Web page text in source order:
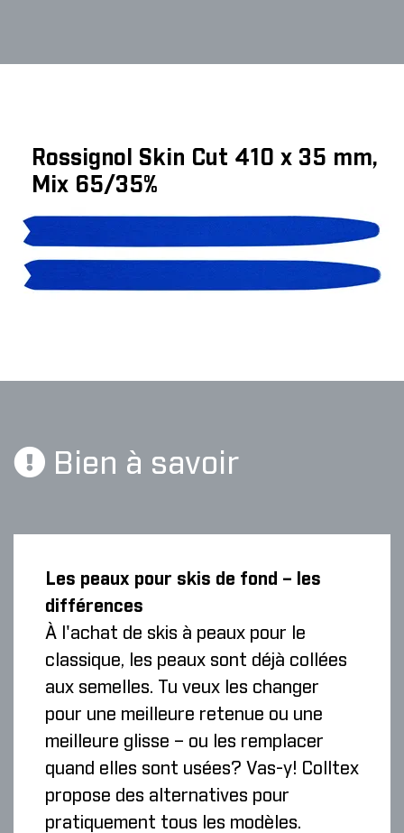
Rossignol Skin Cut 410 x 35 mm,
Mix 65/35%
Bien à savoir
Les peaux pour skis de fond – les
différences
À l'achat de skis à peaux pour le
classique, les peaux sont déjà collées
aux semelles. Tu veux les changer
pour une meilleure retenue ou une
meilleure glisse – ou les remplacer
quand elles sont usées? Vas-y! Colltex
propose des alternatives pour
pratiquement tous les modèles.